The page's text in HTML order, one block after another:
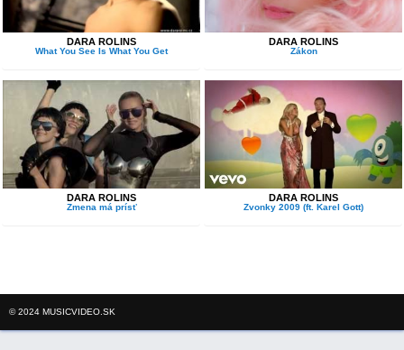
DARA ROLINS
What You See Is What You Get
DARA ROLINS
Zákon
DARA ROLINS
Zmena má prísť
DARA ROLINS
Zvonky 2009 (ft. Karel Gott)
© 2024 MUSICVIDEO.SK